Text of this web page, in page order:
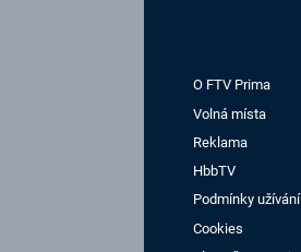
O FTV Prima
Volná místa
Reklama
HbbTV
Podmínky užívání
Cookies